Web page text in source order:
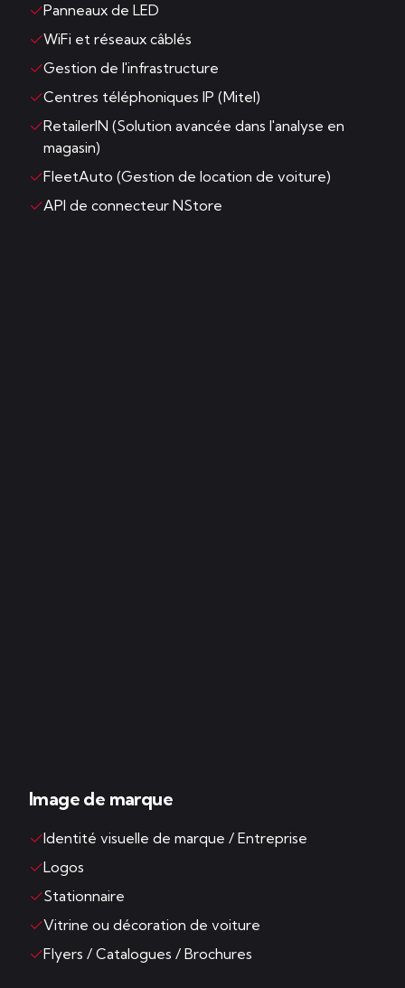
Panneaux de LED
WiFi et réseaux câblés
Gestion de l'infrastructure
Centres téléphoniques IP (Mitel)
RetailerIN (Solution avancée dans l'analyse en
magasin)
FleetAuto (Gestion de location de voiture)
API de connecteur NStore
Image de marque
Identité visuelle de marque / Entreprise
Logos
Stationnaire
Vitrine ou décoration de voiture
Flyers / Catalogues / Brochures